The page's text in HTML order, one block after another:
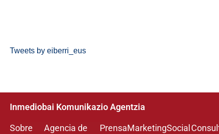
Tweets by eiberri_eus
Inmediobai Komunikazio Agentzia
Sobre
Agencia de
PrensaMarketingSocial